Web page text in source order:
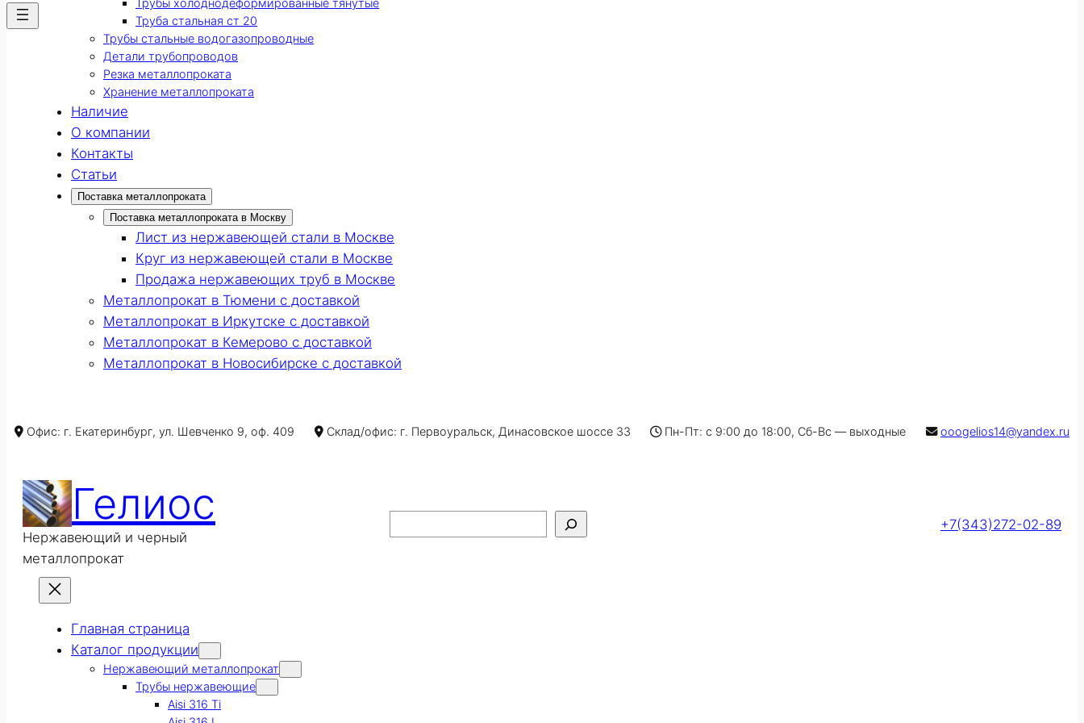
Труба стальная ст 20
Трубы стальные водогазопроводные
Детали трубопроводов
Резка металлопроката
Хранение металлопроката
Наличие
О компании
Контакты
Статьи
Поставка металлопроката
Поставка металлопроката в Москву
Лист из нержавеющей стали в Москве
Круг из нержавеющей стали в Москве
Продажа нержавеющих труб в Москве
Металлопрокат в Тюмени с доставкой
Металлопрокат в Иркутске с доставкой
Металлопрокат в Кемерово с доставкой
Металлопрокат в Новосибирске с доставкой
Офис: г. Екатеринбург, ул. Шевченко 9, оф. 409 Склад/офис: г. Первоуральск, Динасовское шоссе 33 Пн-Пт: с 9:00 до 18:00, Сб-Вс — выходные ooogelios14@yandex.ru
Гелиос
Нержавеющий и черный
металлопрокат
+7(343)272-02-89
Главная страница
Каталог продукции
Нержавеющий металлопрокат
Трубы нержавеющие
Aisi 316 Ti